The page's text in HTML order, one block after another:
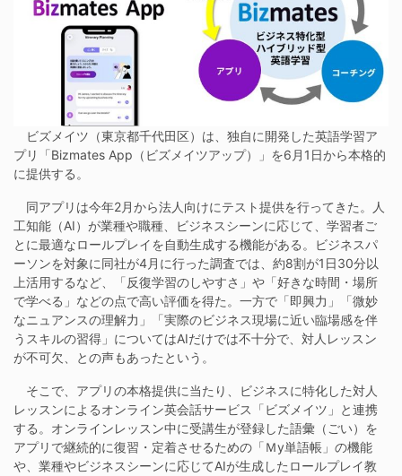
ビズメイツ（東京都千代田区）は、独自に開発した英語学習ア
プリ「Bizmates App（ビズメイツアップ）」を6月1日から本格的
に提供する。
同アプリは今年2月から法人向けにテスト提供を行ってきた。人
工知能（AI）が業種や職種、ビジネスシーンに応じて、学習者ご
とに最適なロールプレイを自動生成する機能がある。ビジネスパ
ーソンを対象に同社が4月に行った調査では、約8割が1日30分以
上活用するなど、「反復学習のしやすさ」や「好きな時間・場所
で学べる」などの点で高い評価を得た。一方で「即興力」「微妙
なニュアンスの理解力」「実際のビジネス現場に近い臨場感を伴
うスキルの習得」についてはAIだけでは不十分で、対人レッスン
が不可欠、との声もあったという。
そこで、アプリの本格提供に当たり、ビジネスに特化した対人
レッスンによるオンライン英会話サービス「ビズメイツ」と連携
する。オンラインレッスン中に受講生が登録した語彙（ごい）を
アプリで継続的に復習・定着させるための「Ｍy単語帳」の機能
や、業種やビジネスシーンに応じてAIが生成したロールプレイ教